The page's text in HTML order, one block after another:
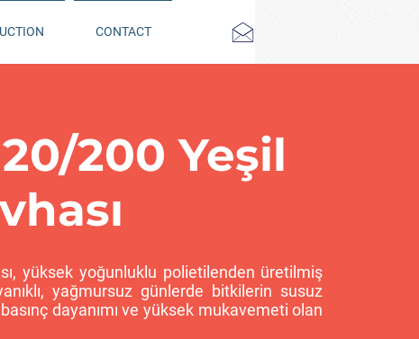
CONTACT
200 Yeşil
yüksek yoğunluklu polietilenden üretilmiş
yağmursuz günlerde bitkilerin susuz
dayanımı ve yüksek mukavemeti olan